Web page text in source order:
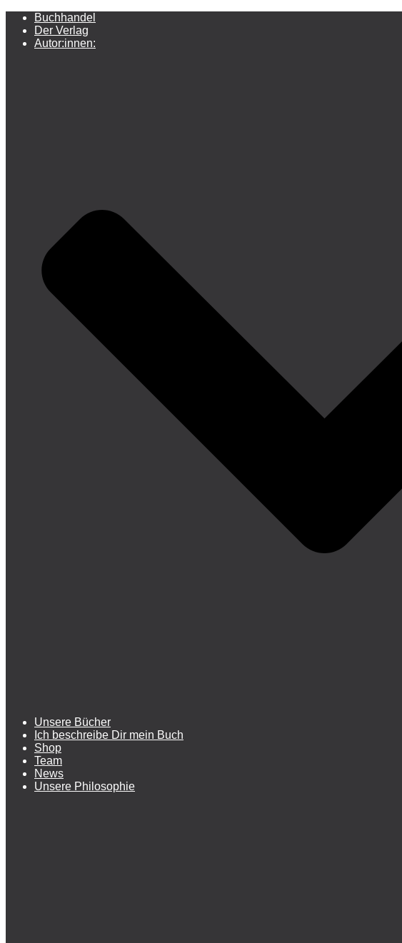
Buchhandel
Der Verlag
Autor:innen:
Unsere Bücher
Ich beschreibe Dir mein Buch
Shop
Team
News
Unsere Philosophie